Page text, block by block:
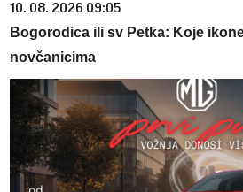
10. 08. 2026 09:05
Bogorodica ili sv Petka: Koje
novčanicima